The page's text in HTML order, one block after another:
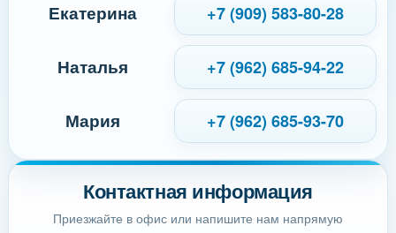
Контактная информация
Приезжайте в офис или напишите нам напрямую
Екатерина +7 (909) 583-80-28
Наталья +7 (962) 685-94-22
Мария +7 (962) 685-93-70